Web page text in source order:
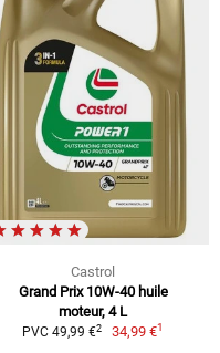
Castrol
Grand Prix 10W-40 huile
moteur, 4 L
PVC 49,99 €2 34,99 €1